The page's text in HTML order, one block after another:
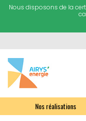
Nous disposons de la
Nos réalisations